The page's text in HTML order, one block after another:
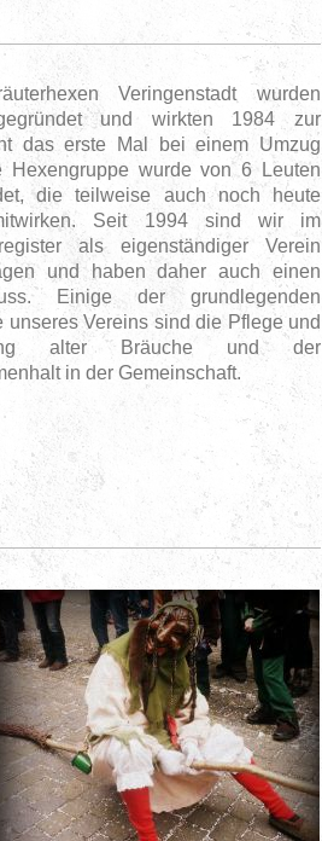
Veringenstadt wurden
und wirkten 1984 zur
das erste Mal bei einem Umzug
Hexengruppe wurde von 6 Leuten
die teilweise auch noch heute
Seit 1994 sind wir im
als eigenständiger Verein
und haben daher auch einen
Einige der grundlegenden
unseres Vereins sind die Pflege und
alter Bräuche und der
in der Gemeinschaft.